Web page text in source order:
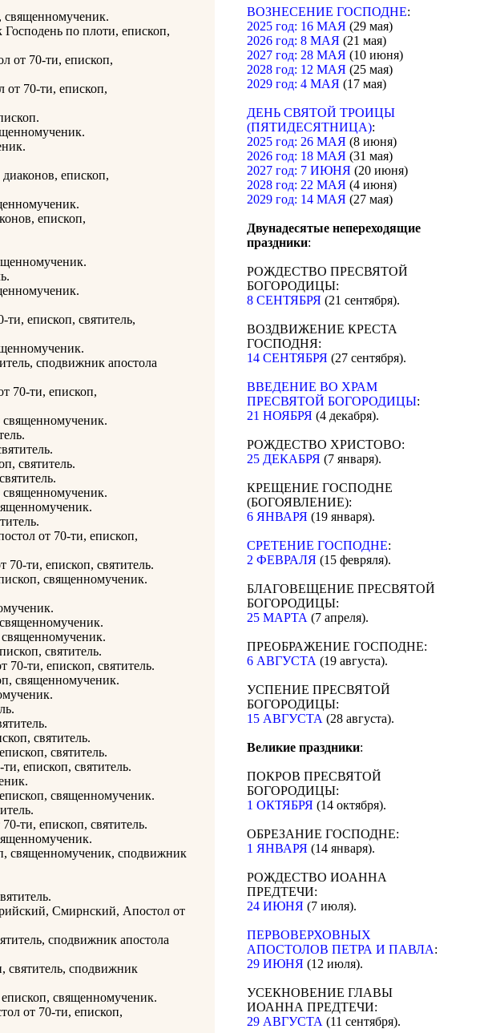
священномученик.
по плоти, епископ,
от 70-ти, епископ,
70-ти, епископ,
епископ,
епископ,
епископ, святитель,
сподвижник апостола
70-ти, епископ,
священномученик.
святитель.
священномученик.
от 70-ти, епископ,
ти, епископ, святитель.
священномученик.
святитель.
ти, епископ, святитель.
священномученик.
святитель.
святитель.
епископ, святитель.
священномученик.
ти, епископ, святитель.
священномученик, сподвижник
Смирнский, Апостол от
сподвижник апостола
святитель, сподвижник
священномученик.
от 70-ти, епископ,
ВОЗНЕСЕНИЕ ГОСПОДНЕ:
2025 год: 16 МАЯ (29 мая)
2026 год: 8 МАЯ (21 мая)
2027 год: 28 МАЯ (10 июня)
2028 год: 12 МАЯ (25 мая)
2029 год: 4 МАЯ (17 мая)
ДЕНЬ СВЯТОЙ ТРОИЦЫ
(ПЯТИДЕСЯТНИЦА):
2025 год: 26 МАЯ (8 июня)
2026 год: 18 МАЯ (31 мая)
2027 год: 7 ИЮНЯ (20 июня)
2028 год: 22 МАЯ (4 июня)
2029 год: 14 МАЯ (27 мая)
Двунадесятые непереходящие
праздники:
РОЖДЕСТВО ПРЕСВЯТОЙ
БОГОРОДИЦЫ:
8 СЕНТЯБРЯ (21 сентября).
ВОЗДВИЖЕНИЕ КРЕСТА
ГОСПОДНЯ:
14 СЕНТЯБРЯ (27 сентября).
ВВЕДЕНИЕ ВО ХРАМ
ПРЕСВЯТОЙ БОГОРОДИЦЫ:
21 НОЯБРЯ (4 декабря).
РОЖДЕСТВО ХРИСТОВО:
25 ДЕКАБРЯ (7 января).
КРЕЩЕНИЕ ГОСПОДНЕ
(БОГОЯВЛЕНИЕ):
6 ЯНВАРЯ (19 января).
СРЕТЕНИЕ ГОСПОДНЕ:
2 ФЕВРАЛЯ (15 февряля).
БЛАГОВЕЩЕНИЕ ПРЕСВЯТОЙ
БОГОРОДИЦЫ:
25 МАРТА (7 апреля).
ПРЕОБРАЖЕНИЕ ГОСПОДНЕ:
6 АВГУСТА (19 августа).
УСПЕНИЕ ПРЕСВЯТОЙ
БОГОРОДИЦЫ:
15 АВГУСТА (28 августа).
Великие праздники:
ПОКРОВ ПРЕСВЯТОЙ
БОГОРОДИЦЫ:
1 ОКТЯБРЯ (14 октября).
ОБРЕЗАНИЕ ГОСПОДНЕ:
1 ЯНВАРЯ (14 января).
РОЖДЕСТВО ИОАННА
ПРЕДТЕЧИ:
24 ИЮНЯ (7 июля).
ПЕРВОВЕРХОВНЫХ
АПОСТОЛОВ ПЕТРА И ПАВЛА:
29 ИЮНЯ (12 июля).
УСЕКНОВЕНИЕ ГЛАВЫ
ИОАННА ПРЕДТЕЧИ:
29 АВГУСТА (11 сентября).